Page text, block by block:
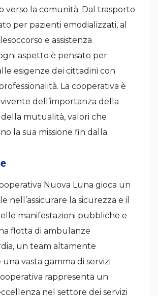
verso la comunità. Dal trasporto
per pazienti emodializzati, al
e assistenza
aspetto è pensato per
esigenze dei cittadini con
La cooperativa è
dell’importanza della
mutualità, valori che
la sua missione fin dalla
Nuova Luna gioca un
nell’assicurare la sicurezza e il
manifestazioni pubbliche e
flotta di ambulanze
un team altamente
vasta gamma di servizi
rappresenta un
nel settore dei servizi